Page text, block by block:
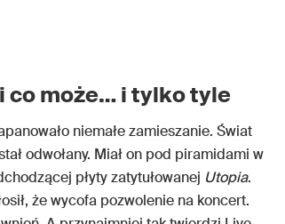
co może… i tylko tyle
niemałe zamieszanie. Świat
odwołany. Miał on pod piramidami w
płyty zatytułowanej Utopia.
że wycofa pozwolenie na koncert.